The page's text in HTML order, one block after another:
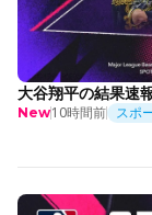
大谷翔平の結果速
New10時間前 スポ